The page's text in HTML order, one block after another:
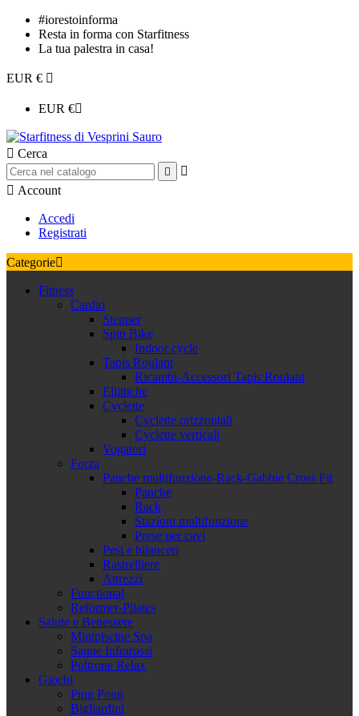
#iorestoinforma
Resta in forma con Starfitness
La tua palestra in casa!
EUR € 
EUR €
 Cerca


 Account
Accedi
Registrati
Categorie
Fitness
Cardio
Stepper
Spin Bike
Indoor cycle
Tapis Roulant
Ricambi-Accessori Tapis Roulant
Ellittiche
Cyclette
Cyclette orizzontali
Cyclette verticali
Vogatori
Forza
Panche multifunzione-Rack-Gabbie Cross Fit
Panche
Rack
Stazioni multifunzione
Prese per cavi
Pesi e bilanceri
Rastrelliere
Attrezzi
Functional
Reformer-Pilates
Salute e Benessere
Minipiscine Spa
Saune Infrarossi
Poltrone Relax
Giochi
Ping Pong
Bigliardini